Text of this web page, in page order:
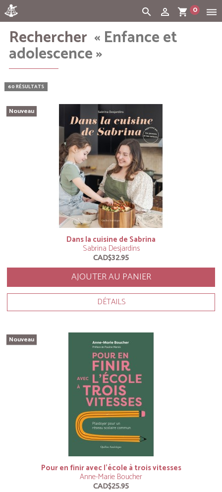
dehaze
shopping_cart 0
person_outline
search
Cart:(vide)
Rechercher « Enfance et
adolescence »
60 RÉSULTATS
Nouveau
Dans la cuisine de Sabrina
Sabrina Desjardins
CAD$32.95
AJOUTER AU PANIER
DÉTAILS
Nouveau
Pour en finir avec l'école à trois vitesses
Anne-Marie Boucher
CAD$25.95